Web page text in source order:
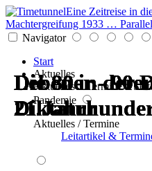
Eine Zeitreise in
Machtergreifung 1933 …
Navigator
Start
Aktuelles
Aktuelles * Termine *
Pandemie
Aktuelles / Termine
Leitartikel &
Die 80er -
Leben in der
Diktatur
Die 80er -
Die 80er -
Leben in der
Diktatur
Die 80er -